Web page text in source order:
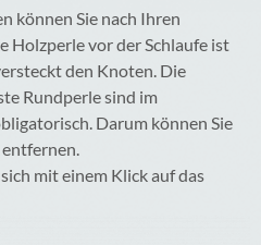
können Sie nach Ihren
Holzperle vor der Schlaufe ist
den Knoten. Die
Rundperle sind im
Darum können Sie
mit einem Klick auf das